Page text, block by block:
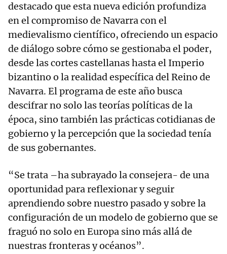
destacado que esta nueva edición profundiza
en el compromiso de Navarra con el
medievalismo científico, ofreciendo un espacio
de diálogo sobre cómo se gestionaba el poder,
desde las cortes castellanas hasta el Imperio
bizantino o la realidad específica del Reino de
Navarra. El programa de este año busca
descifrar no solo las teorías políticas de la
época, sino también las prácticas cotidianas de
gobierno y la percepción que la sociedad tenía
de sus gobernantes.
“Se trata –ha subrayado la consejera- de una
oportunidad para reflexionar y seguir
aprendiendo sobre nuestro pasado y sobre la
configuración de un modelo de gobierno que se
fraguó no solo en Europa sino más allá de
nuestras fronteras y océanos”.